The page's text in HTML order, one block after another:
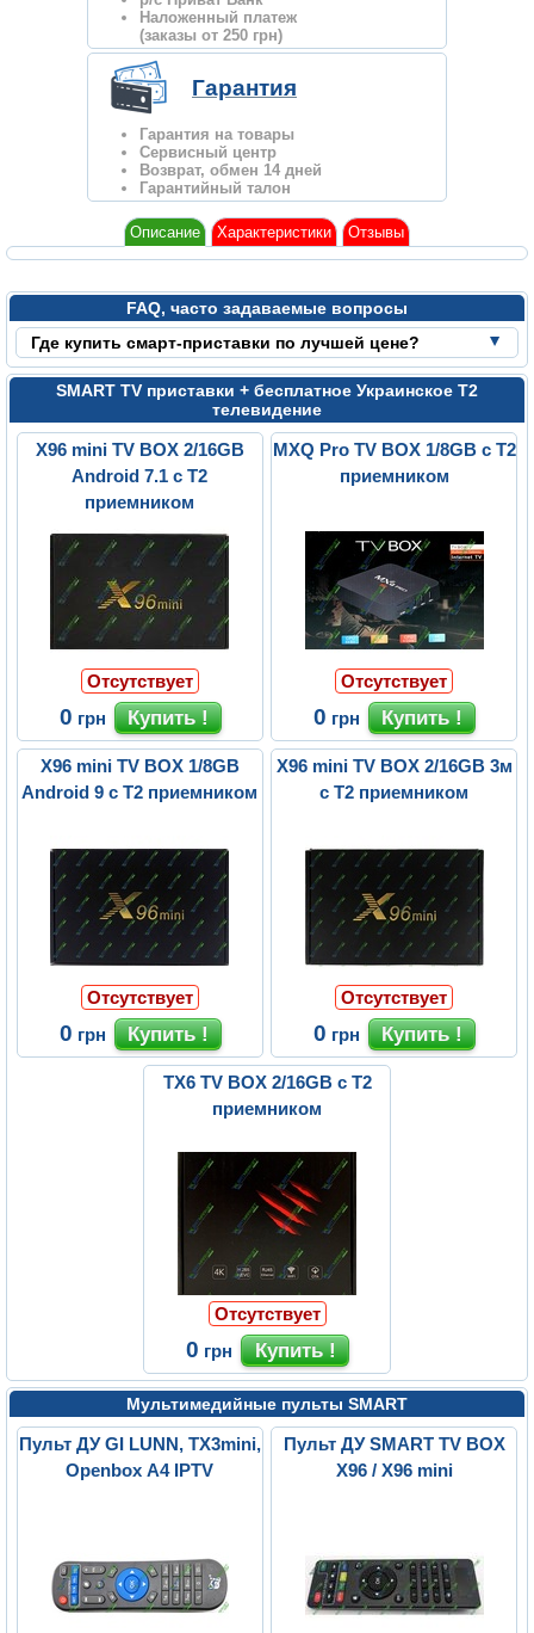
Наложенный платеж
(заказы от 250 грн)
Гарантия
Гарантия на товары
Сервисный центр
Возврат, обмен 14 дней
Гарантийный талон
Описание Характеристики Отзывы
FAQ, часто задаваемые вопросы
Где купить смарт-приставки по лучшей цене?
SMART TV приставки + бесплатное Украинское Т2
телевидение
X96 mini TV BOX 2/16GB
Android 7.1 с Т2
приемником
Отсутствует
0 грн
MXQ Pro TV BOX 1/8GB с Т2
приемником
Отсутствует
0 грн
X96 mini TV BOX 1/8GB
Android 9 с Т2 приемником
Отсутствует
0 грн
X96 mini TV BOX 2/16GB 3м
с Т2 приемником
Отсутствует
0 грн
TX6 TV BOX 2/16GB с Т2
приемником
Отсутствует
0 грн
Мультимедийные пульты SMART
Пульт ДУ GI LUNN, TX3mini,
Openbox A4 IPTV
Пульт ДУ SMART TV BOX
X96 / X96 mini